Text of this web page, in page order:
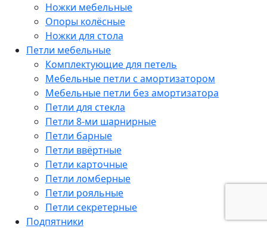
Ножки мебельные
Опоры колёсные
Ножки для стола
Петли мебельные
Комплектующие для петель
Мебельные петли с амортизатором
Мебельные петли без амортизатора
Петли для стекла
Петли 8-ми шарнирные
Петли барные
Петли ввёртные
Петли карточные
Петли ломберные
Петли рояльные
Петли секретерные
Подпятники